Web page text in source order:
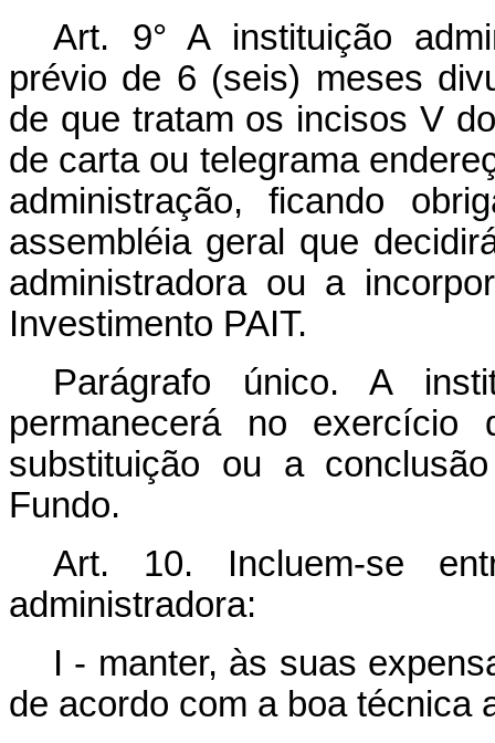
Art. 9° A instituição
prévio de 6 (seis) meses
de que tratam os incisos V
de carta ou telegrama
administração, ficando
assembléia geral que
administradora ou a
Investimento PAIT.
Parágrafo único. A
permanecerá no
substituição ou a
Fundo.
Art. 10. Incluem-se
administradora:
I - manter, às suas
de acordo com a boa técnica